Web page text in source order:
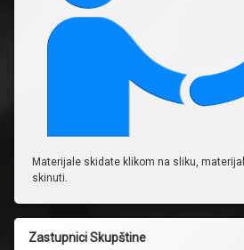
Materijale skidate klikom na sliku,
skinuti.
Zastupnici Skupštine